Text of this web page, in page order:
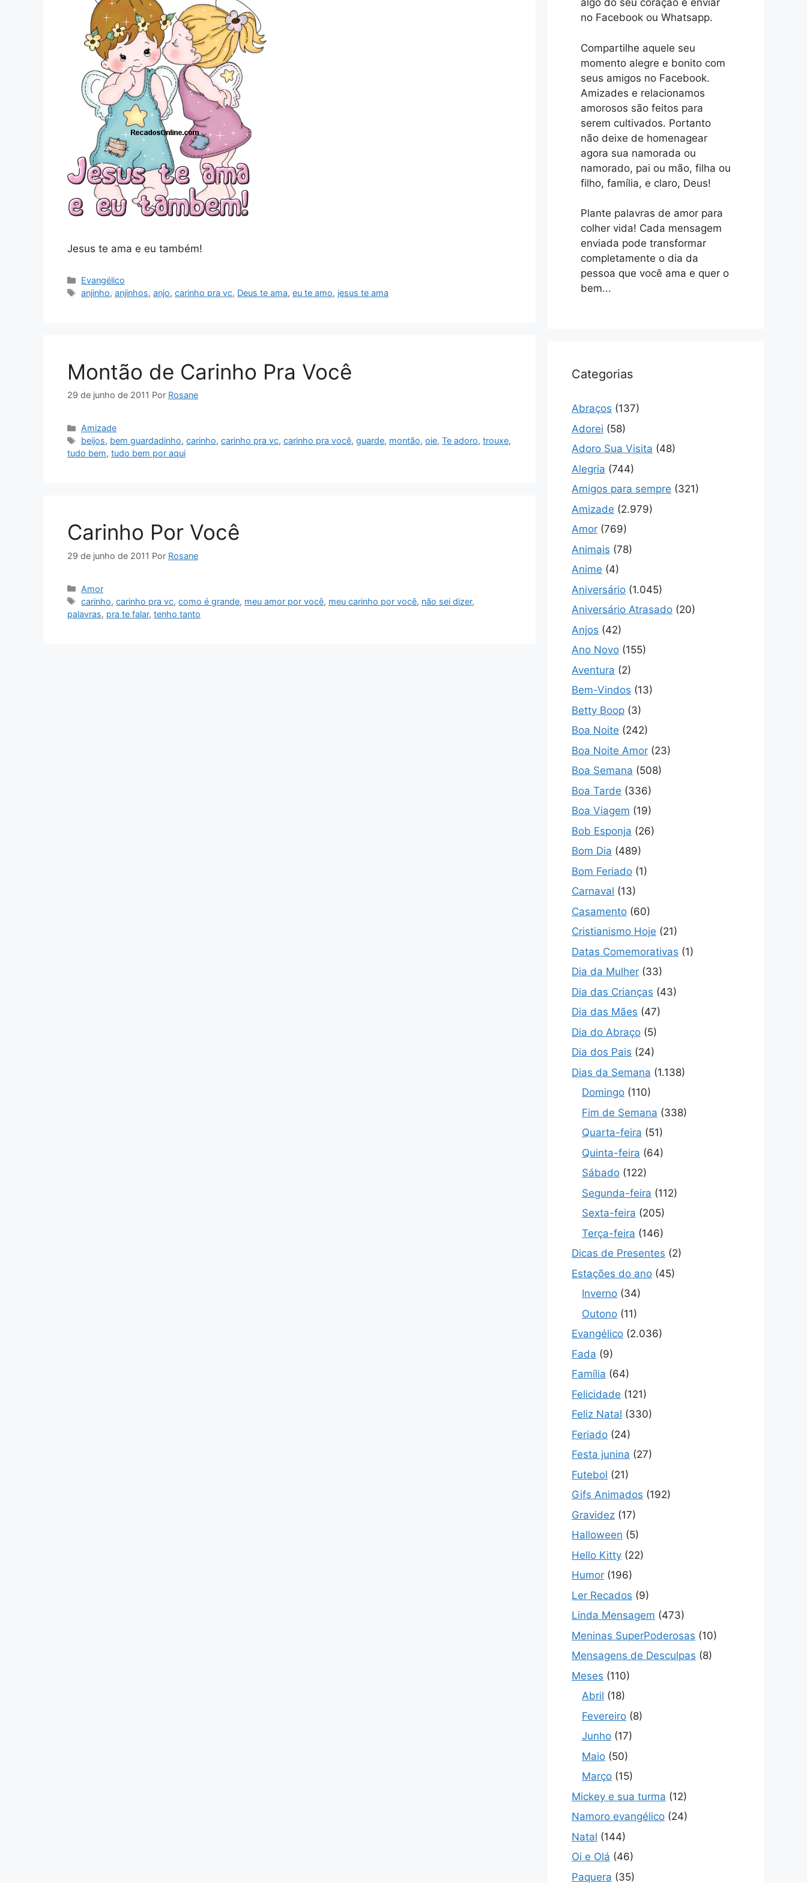
Jesus te ama e eu também!
Categorias
Evangélico
Tags
anjinho,anjinhos,anjo,carinho pra vc, Deus te ama,eu te amo, jesus te ama
Montão de Carinho Pra Você
29 de junho de 2011 Por Rosane
Categorias
Amizade
Tags
beijos, bem guardadinho,carinho,carinho pra vc,carinho pra você,guarde, montão,oie,Te adoro,trouxe,
tudo bem, tudo bem por aqui
Carinho Por Você
29 de junho de 2011 Por Rosane
Categorias
Amor
Tags
carinho,carinho pra vc,como é grande, meu amor por você, meu carinho por você, não sei dizer,
palavras, pra te falar, tenho tanto
algo do seu coração e enviar
no Facebook ou Whatsapp.
Compartilhe aquele seu
momento alegre e bonito com
seus amigos no Facebook.
Amizades e relacionamos
amorosos são feitos para
serem cultivados. Portanto
não deixe de homenagear
agora sua namorada ou
namorado, pai ou mão, filha ou
filho, família, e claro, Deus!
Plante palavras de amor para
colher vida! Cada mensagem
enviada pode transformar
completamente o dia da
pessoa que você ama e quer o
bem...
Categorias
Abraços (137)
Adorei (58)
Adoro Sua Visita (48)
Alegria (744)
Amigos para sempre (321)
Amizade (2.979)
Amor (769)
Animais (78)
Anime (4)
Aniversário (1.045)
Aniversário Atrasado (20)
Anjos (42)
Ano Novo (155)
Aventura (2)
Bem-Vindos (13)
Betty Boop (3)
Boa Noite (242)
Boa Noite Amor (23)
Boa Semana (508)
Boa Tarde (336)
Boa Viagem (19)
Bob Esponja (26)
Bom Dia (489)
Bom Feriado (1)
Carnaval (13)
Casamento (60)
Cristianismo Hoje (21)
Datas Comemorativas (1)
Dia da Mulher (33)
Dia das Crianças (43)
Dia das Mães (47)
Dia do Abraço (5)
Dia dos Pais (24)
Dias da Semana (1.138)
Domingo (110)
Fim de Semana (338)
Quarta-feira (51)
Quinta-feira (64)
Sábado (122)
Segunda-feira (112)
Sexta-feira (205)
Terça-feira (146)
Dicas de Presentes (2)
Estações do ano (45)
Inverno (34)
Outono (11)
Evangélico (2.036)
Fada (9)
Família (64)
Felicidade (121)
Feliz Natal (330)
Feriado (24)
Festa junina (27)
Futebol (21)
Gifs Animados (192)
Gravidez (17)
Halloween (5)
Hello Kitty (22)
Humor (196)
Ler Recados (9)
Linda Mensagem (473)
Meninas SuperPoderosas (10)
Mensagens de Desculpas (8)
Meses (110)
Abril (18)
Fevereiro (8)
Junho (17)
Maio (50)
Março (15)
Mickey e sua turma (12)
Namoro evangélico (24)
Natal (144)
Oi e Olá (46)
Paquera (35)